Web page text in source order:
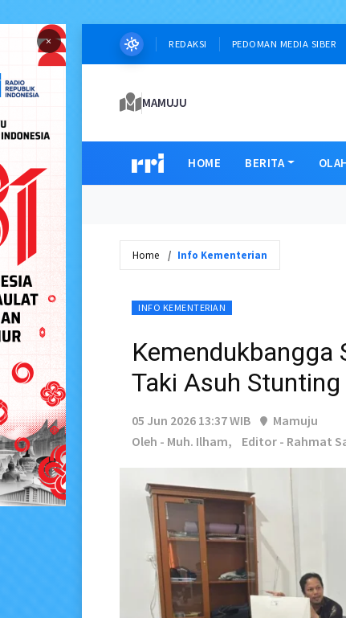
× REDAKSI PEDOMAN MEDIA SIBER
MAMUJU
HOME BERITA
Home Info Kementerian
INFO KEMENTERIAN
Kemendukbangga
Taki Asuh
05 Jun 2026 13:37 WIB
Mamuju
Oleh - Muh. Ilham,
Editor - Rahmat